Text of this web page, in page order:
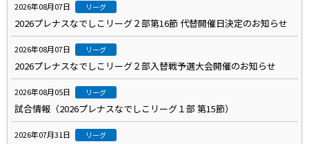
2026年08月07日 リーグ
2026プレナスなでしこリーグ２部第16節 代替開催日決定のお知らせ
2026年08月07日 リーグ
2026プレナスなでしこリーグ２部入替戦予選大会開催のお知らせ
2026年08月05日 リーグ
試合情報（2026プレナスなでしこリーグ１部 第15節）
2026年07月31日 リーグ